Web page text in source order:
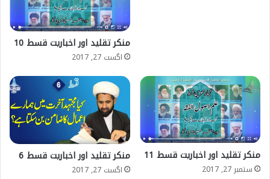
منکر تقلید اور اخباریت قسط 10
اگست 27, 2017
منکر تقلید اور اخباریت قسط 11
ستمبر 27, 2017
منکر تقلید اور اخباریت قسط 6
اگست 27, 2017